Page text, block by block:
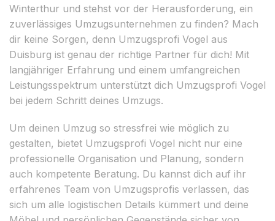
Winterthur und stehst vor der Herausforderung, ein
zuverlässiges Umzugsunternehmen zu finden? Mach
dir keine Sorgen, denn Umzugsprofi Vogel aus
Duisburg ist genau der richtige Partner für dich! Mit
langjähriger Erfahrung und einem umfangreichen
Leistungsspektrum unterstützt dich Umzugsprofi Vogel
bei jedem Schritt deines Umzugs.
Um deinen Umzug so stressfrei wie möglich zu
gestalten, bietet Umzugsprofi Vogel nicht nur eine
professionelle Organisation und Planung, sondern
auch kompetente Beratung. Du kannst dich auf ihr
erfahrenes Team von Umzugsprofis verlassen, das
sich um alle logistischen Details kümmert und deine